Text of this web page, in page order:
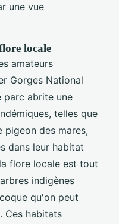
une vue
locale
amateurs
Gorges National
parc abrite une
telles que
pigeon des mares,
dans leur habitat
flore locale est tout
indigènes
qu'on peut
Ces habitats